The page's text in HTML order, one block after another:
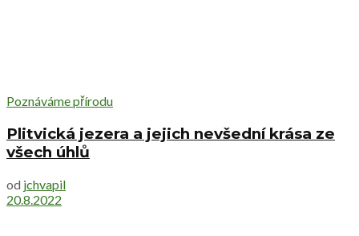
Poznáváme přírodu
Plitvická jezera a jejich nevšední krása ze
všech úhlů
od jchvapil
20.8.2022